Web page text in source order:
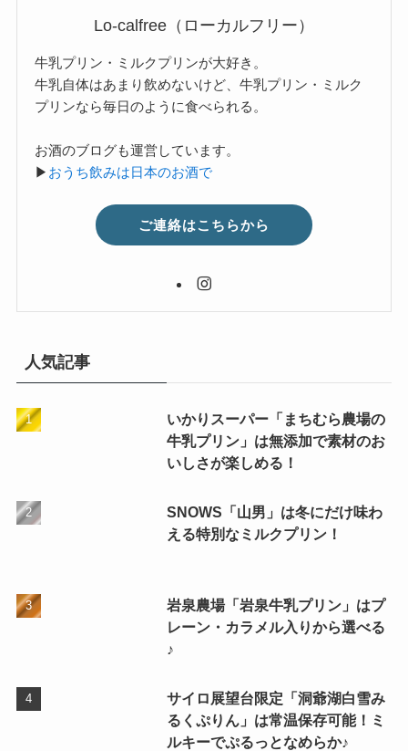
Lo-calfree（ローカルフリー）
牛乳プリン・ミルクプリンが大好き。
牛乳自体はあまり飲めないけど、牛乳プリン・ミルク
プリンなら毎日のように食べられる。
お酒のブログも運営しています。
▶ おうち飲みは日本のお酒で
ご連絡はこちらから
人気記事
いかりスーパー「まちむら農場の
牛乳プリン」は無添加で素材のお
いしさが楽しめる！
SNOWS「山男」は冬にだけ味わ
える特別なミルクプリン！
岩泉農場「岩泉牛乳プリン」はプ
レーン・カラメル入りから選べる
♪
サイロ展望台限定「洞爺湖白雪み
るくぷりん」は常温保存可能！ミ
ルキーでぷるっとなめらか♪